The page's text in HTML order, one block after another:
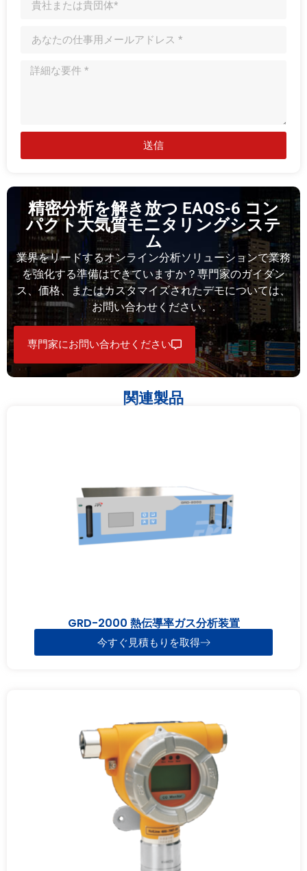
送信
精密分析を解き放つ EAQS-6 コン
パクト大気質モニタリングシステ
ム
業界をリードするオンライン分析ソリューションで業務
を強化する準備はできていますか？専門家のガイダン
ス、価格、またはカスタマイズされたデモについては、
お問い合わせください。.
専門家にお問い合わせください
関連製品
GRD-2000 熱伝導率ガス分析装置
今すぐ見積もりを取得